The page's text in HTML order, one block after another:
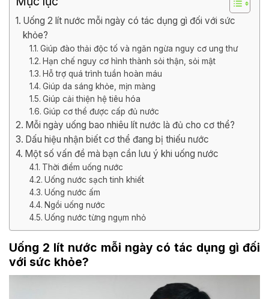
Uống 2 lít nước mỗi ngày có tác dụng gì đối với sức
khỏe?
Giúp đào thải độc tố và ngăn ngừa nguy cơ ung thư
Hạn chế nguy cơ hình thành sỏi thận, sỏi mật
Hỗ trợ quá trình tuần hoàn máu
Giúp da sáng khỏe, mịn màng
Giúp cải thiện hệ tiêu hóa
Giúp cơ thể được cấp đủ nước
Mỗi ngày uống bao nhiêu lít nước là đủ cho cơ thể?
Dấu hiệu nhận biết cơ thể đang bị thiếu nước
Một số vấn đề mà bạn cần lưu ý khi uống nước
Thời điểm uống nước
Uống nước sạch tinh khiết
Uống nước ấm
Ngồi uống nước
Uống nước từng ngụm nhỏ
Uống 2 lít nước mỗi ngày có tác dụng gì đối
với sức khỏe?